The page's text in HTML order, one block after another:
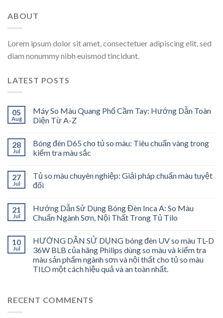
ABOUT
Lorem ipsum dolor sit amet, consectetuer adipiscing elit, sed
diam nonummy nibh euismod tincidunt.
LATEST POSTS
05
Aug
Máy So Màu Quang Phổ Cầm Tay: Hướng Dẫn Toàn
Diện Từ A-Z
28
Jul
Bóng đèn D65 cho tủ so màu: Tiêu chuẩn vàng trong
kiểm tra màu sắc
27
Jul
Tủ so màu chuyên nghiệp: Giải pháp chuẩn màu tuyệt
đối
21
Jul
Hướng Dẫn Sử Dụng Bóng Đèn Inca A: So Màu
Chuẩn Ngành Sơn, Nội Thất Trong Tủ Tilo
10
Jul
HƯỚNG DẪN SỬ DỤNG bóng đèn UV so màu TL-D
36W BLB của hãng Philips dùng so màu và kiểm tra
màu sản phẩm ngành sơn và nội thất cho tủ so màu
TILO một cách hiệu quả và an toàn nhất.
RECENT COMMENTS